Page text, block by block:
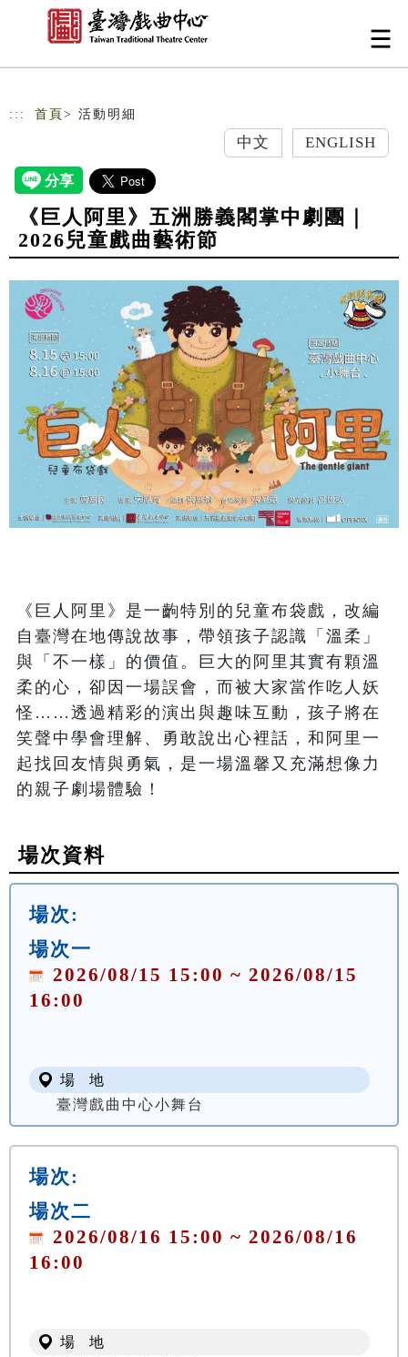
跳到主要內容
網站導覽
::: 首頁 > 活動明細
中文 ENGLISH
《巨人阿里》五洲勝義閣掌中劇團｜
2026兒童戲曲藝術節
《巨人阿里》是一齣特別的兒童布袋戲，改編
自臺灣在地傳說故事，帶領孩子認識「溫柔」
與「不一樣」的價值。巨大的阿里其實有顆溫
柔的心，卻因一場誤會，而被大家當作吃人妖
怪……透過精彩的演出與趣味互動，孩子將在
笑聲中學會理解、勇敢說出心裡話，和阿里一
起找回友情與勇氣，是一場溫馨又充滿想像力
的親子劇場體驗！
場次資料
場次:
場次一
2026/08/15 15:00 ~ 2026/08/15
16:00
場 地
臺灣戲曲中心小舞台
場次:
場次二
2026/08/16 15:00 ~ 2026/08/16
16:00
場 地